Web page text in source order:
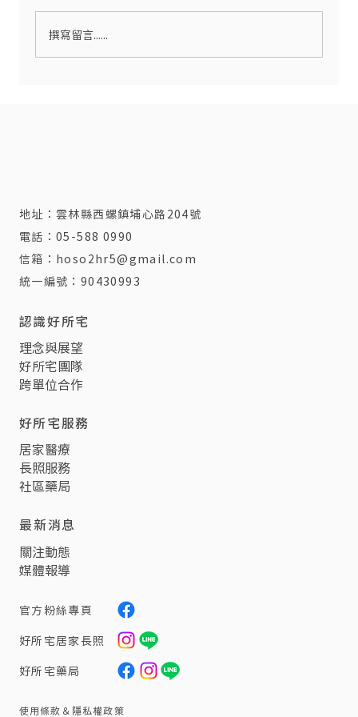
撰寫留言......
官方粉絲專頁
好所宅居家長照
好所宅​藥局
認識好所宅
理念與展望
好所宅團隊
跨單位合作
好所宅服務
居家醫療
長照服務
社區藥局
最新消息
關注動態
媒體報導
地址：雲林縣西螺鎮埔心路204號
電話：05-588 0990
信箱： hoso2hr5@gmail.com
統一編號：90430993
使用條款＆隱私權政策